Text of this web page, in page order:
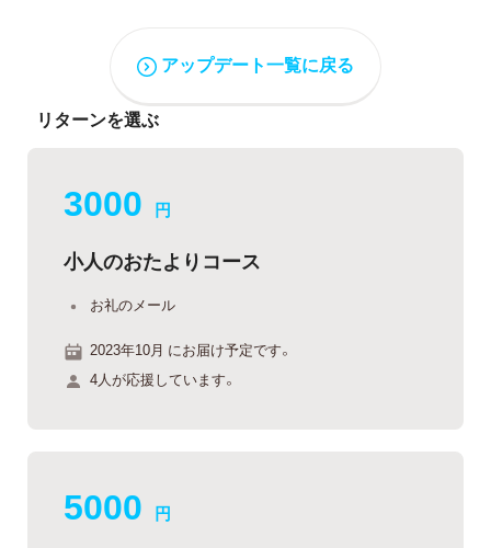
アップデート一覧に戻る
リターンを選ぶ
3000 円
小人のおたよりコース
お礼のメール
2023年10月 にお届け予定です。
4人が応援しています。
5000 円